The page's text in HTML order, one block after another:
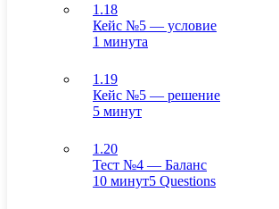
1.18
Кейс №5 — условие
1 минута
1.19
Кейс №5 — решение
5 минут
1.20
Тест №4 — Баланс
10 минут5 Questions